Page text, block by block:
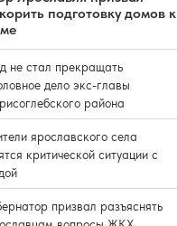
подготовку домов к
не стал прекращать
дело экс-главы
района
ярославского села
критической ситуации с
призвал разъяснять